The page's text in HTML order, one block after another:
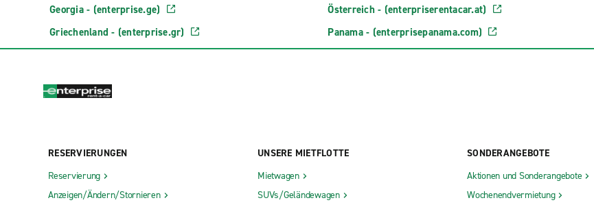
Georgia - (enterprise.ge)
Griechenland - (enterprise.gr)
Österreich - (enterpriserentacar.at)
Panama - (enterprisepanama.com)
RESERVIERUNGEN
Reservierung
Anzeigen/Ändern/Stornieren
UNSERE MIETFLOTTE
Mietwagen
SUVs/Geländewagen
SONDERANGEBOTE
Aktionen und Sonderangebote
Wochenendvermietung